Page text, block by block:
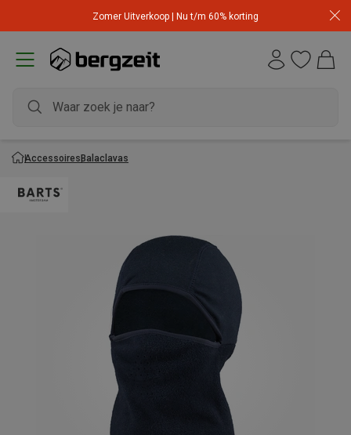
Zomer Uitverkoop | Nu t/m 60% korting
AccessoiresBalaclavas